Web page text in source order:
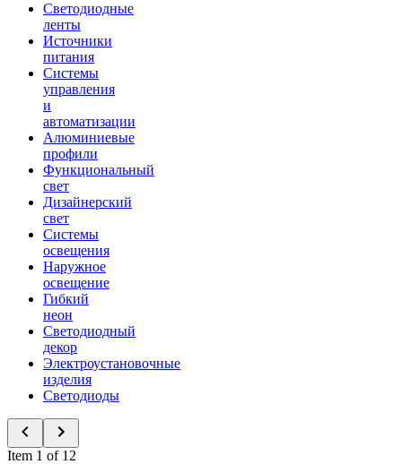
Светодиодные
ленты
Источники
питания
Системы
управления
и
автоматизации
Алюминиевые
профили
Функциональный
свет
Дизайнерский
свет
Системы
освещения
Наружное
освещение
Гибкий
неон
Светодиодный
декор
Электроустановочные
изделия
Светодиоды
Item 1 of 12